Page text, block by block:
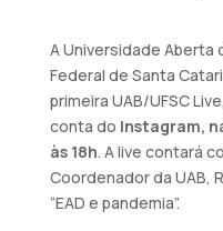
A Universidade Aberta
Federal de Santa
primeira UAB/UFSC
conta do Instagram,
às 18h. A live contará
Coordenador da UAB,
“EAD e pandemia”.